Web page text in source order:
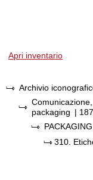
Apri inventario
Archivio
packaging |
PACKAGING
310.